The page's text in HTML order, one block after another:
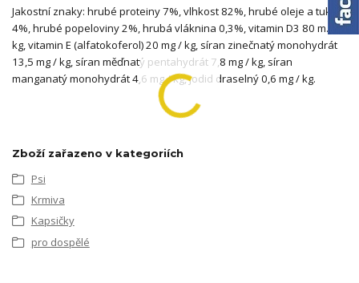
Jakostní znaky: hrubé proteiny 7%, vlhkost 82%, hrubé oleje a tuky
4%, hrubé popeloviny 2%, hrubá vláknina 0,3%, vitamin D3 80 m.j./
kg, vitamin E (alfatokoferol) 20 mg / kg, síran zinečnatý monohydrát
13,5 mg / kg, síran měďnatý pentahydrát 7,8 mg / kg, síran
manganatý monohydrát 4,6 mg / kg, jodid draselný 0,6 mg / kg.
Zboží zařazeno v kategoriích
Psi
Krmiva
Kapsičky
pro dospělé